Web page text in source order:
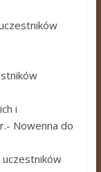
i
Nowenna do
uczestników